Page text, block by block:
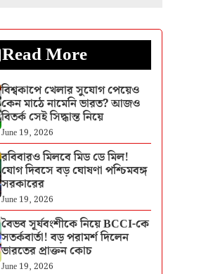
Read More
বিশ্বকাপে খেলার সুযোগ পেয়েও
কেন মাঠে নামেনি ভারত? আজও
বিতর্ক সেই সিদ্ধান্ত নিয়ে
June 19, 2026
রবিবারও মিলবে মিড ডে মিল!
যোগ দিবসে বড় ঘোষণা পশ্চিমবঙ্গ
সরকারের
June 19, 2026
বৈভব সূর্যবংশীকে নিয়ে BCCI-কে
সতর্কবার্তা! বড় পরামর্শ দিলেন
ভারতের প্রাক্তন কোচ
June 19, 2026